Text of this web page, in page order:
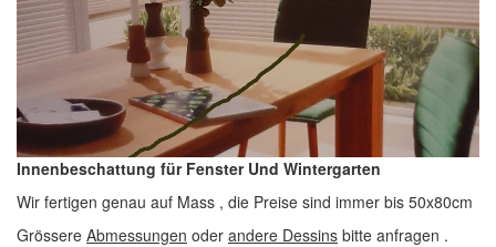
Innenbeschattung für Fenster Und Wintergarten
Wir fertigen genau auf Mass , die Preise sind immer bis 50x80cm
Grössere Abmessungen oder andere Dessins bitte anfragen .